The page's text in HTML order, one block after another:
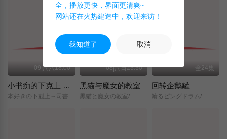
09|周六18:00
小书痴的下克上 〜为了成为图书管理员而不择手段〜 领主的养女
本好きの下剋上～司書になるためには手段を選んでいられません～/領主の養女/
08|周日23:30
黑猫与魔女的教室
黒猫と魔女の教室/
全24集
回转企鹅罐
輪るピングドラム/
全，播放更快，界面更清爽~
网站还在火热建造中，欢迎来访！
我知道了 取消